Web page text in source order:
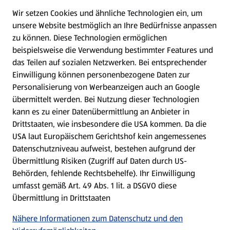
WhatsApp
Gewinnspiele
Mein HOFER. Meine Einkäufe.
Meine Meinung. Mein HOFER.
Gutscheingroßbestellung
(öffnet in einem neuen Tab)
Folge uns hier:
Jetzt die HOFER App downloaden
Wir setzen Cookies und ähnliche Technologien ein, um
unsere Website bestmöglich an Ihre Bedürfnisse anpassen
zu können. Diese Technologien ermöglichen
beispielsweise die Verwendung bestimmter Features und
das Teilen auf sozialen Netzwerken. Bei entsprechender
Einwilligung können personenbezogene Daten zur
Personalisierung von Werbeanzeigen auch an Google
übermittelt werden. Bei Nutzung dieser Technologien
kann es zu einer Datenübermittlung an Anbieter in
Drittstaaten, wie insbesondere die USA kommen. Da die
USA laut Europäischem Gerichtshof kein angemessenes
Datenschutzniveau aufweist, bestehen aufgrund der
Übermittlung Risiken (Zugriff auf Daten durch US-
Behörden, fehlende Rechtsbehelfe). Ihr Einwilligung
umfasst gemäß Art. 49 Abs. 1 lit. a DSGVO diese
Übermittlung in Drittstaaten
Nähere Informationen zum Datenschutz und den